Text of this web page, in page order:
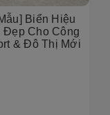
Biển Hiệu
Cho Công
& Đô Thị Mới